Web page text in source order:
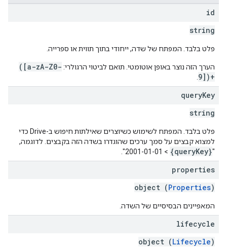
id
string
פלט בלבד. המפתח של שדה, ייחודי בתוך תווית או ספרייה.
הערך הזה נוצר באופן אוטומטי. תואם לביטוי הרגולרי: ([a-zA-Z0-
9])+
queryKey
string
פלט בלבד. המפתח לשימוש כשיוצרים שאילתות חיפוש ב-Drive כדי
למצוא קבצים על סמך ערכים שהוגדרו בשדה הזה בקבצים. לדוגמה,
"
{queryKey}
> 2001-01-01".
properties
object (Properties)
המאפיינים הבסיסיים של השדה.
lifecycle
object (Lifecycle)